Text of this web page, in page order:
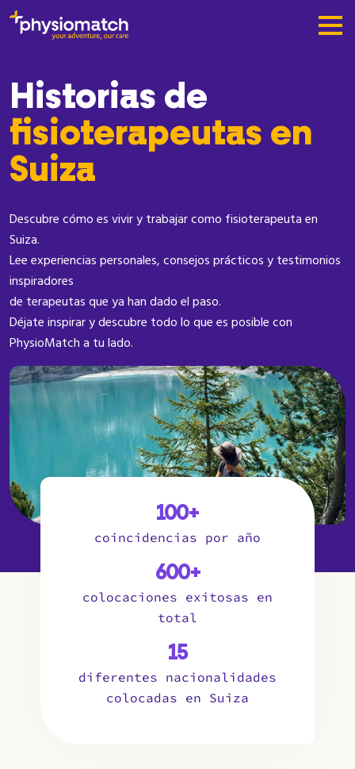
Historias de
fisioterapeutas en
Suiza
Descubre cómo es vivir y trabajar como fisioterapeuta en
Suiza.
Lee experiencias personales, consejos prácticos y testimonios
inspiradores
de terapeutas que ya han dado el paso.
Déjate inspirar y descubre todo lo que es posible con
PhysioMatch a tu lado.
100+
coincidencias por año
600+
colocaciones exitosas en
total
15
diferentes nacionalidades
colocadas en Suiza